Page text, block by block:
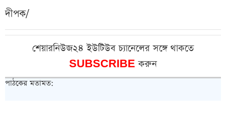
দীপক/
শেয়ারনিউজ২৪ ইউটিউব চ্যানেলের সঙ্গে থাকতে
SUBSCRIBEকরুন
পাঠকের মতামত: